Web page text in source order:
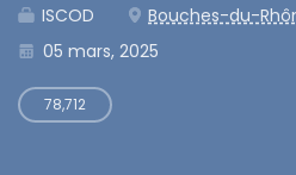
ISCOD
Bouches-du-
05 mars, 2025
78,712